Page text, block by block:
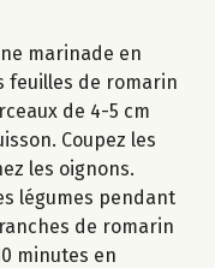
marinade en
feuilles de romarin
de 4-5 cm
Coupez les
les oignons.
légumes pendant
de romarin
minutes en